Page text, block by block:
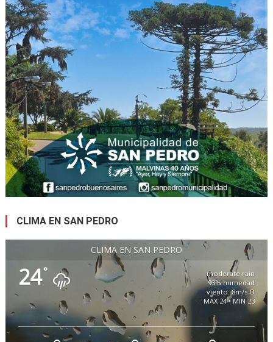
CLIMA EN SAN PEDRO
CLIMA EN SAN PEDRO
24°
moderate rain
93% humedad
viento: 8m/s O
MAX 24 • MIN 23